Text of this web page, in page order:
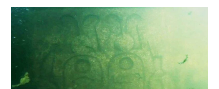
Escondido:
Hallan
taller
de
jade
de